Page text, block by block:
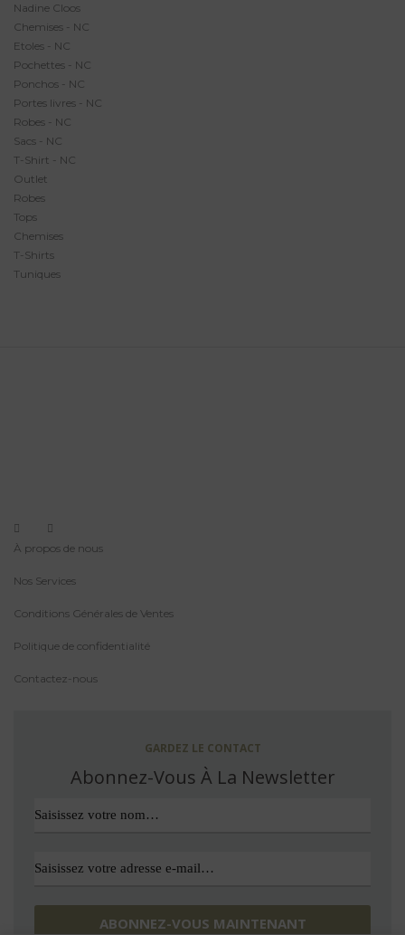
Nadine Cloos
Chemises - NC
Etoles - NC
Pochettes - NC
Ponchos - NC
Portes livres - NC
Robes - NC
Sacs - NC
T-Shirt - NC
Outlet
Robes
Tops
Chemises
T-Shirts
Tuniques
À propos de nous
Nos Services
Conditions Générales de Ventes
Politique de confidentialité
Contactez-nous
GARDEZ LE CONTACT
Abonnez-Vous À La Newsletter